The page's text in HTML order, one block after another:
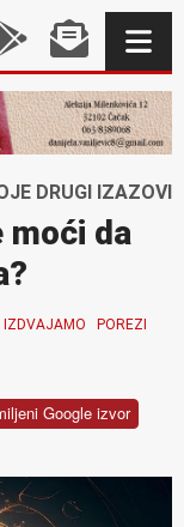
DRUGI IZAZOVI
moći da
IZDVAJAMO
POREZI
Google izvor